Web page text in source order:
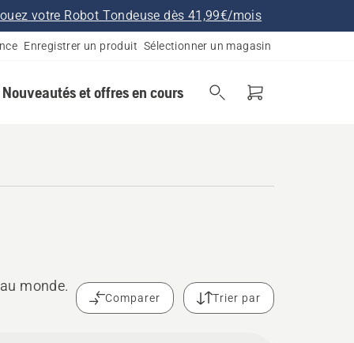
votre Robot Tondeuse dès 41,99€/mois
Enregistrer un produit Sélectionner un magasin
Nouveautés et offres en cours
monde.
Comparer Trier par